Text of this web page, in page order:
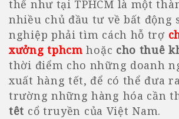
thể như tại TPHCM là một
nhiều chủ đầu tư về bất động
nghiệp phải tìm cách hỗ trợ
xưởng tphcm hoặc cho thuê
thời điểm cho những doanh
xuất hàng tết, để có thể đưa
trường những hàng hóa cần
têt cổ truyền của Việt Nam.